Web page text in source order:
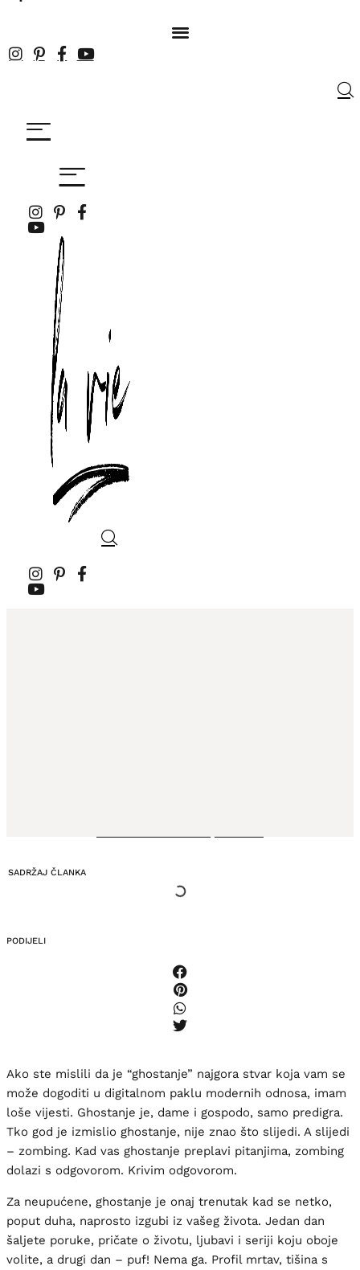
SADRŽAJ ČLANKA
PODIJELI
Ako ste mislili da je “ghostanje” najgora stvar koja vam se
može dogoditi u digitalnom paklu modernih odnosa, imam
loše vijesti. Ghostanje je, dame i gospodo, samo predigra.
Tko god je izmislio ghostanje, nije znao što slijedi. A slijedi
– zombing. Kad vas ghostanje preplavi pitanjima, zombing
dolazi s odgovorom. Krivim odgovorom.
Za neupućene, ghostanje je onaj trenutak kad se netko,
poput duha, naprosto izgubi iz vašeg života. Jedan dan
šaljete poruke, pričate o životu, ljubavi i seriji koju oboje
volite, a drugi dan – puf! Nema ga. Profil mrtav, tišina s